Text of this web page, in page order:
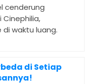
cenderung
waktu luang.
di Setiap